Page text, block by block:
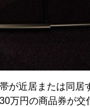
が近居または同居
万円の商品券が交